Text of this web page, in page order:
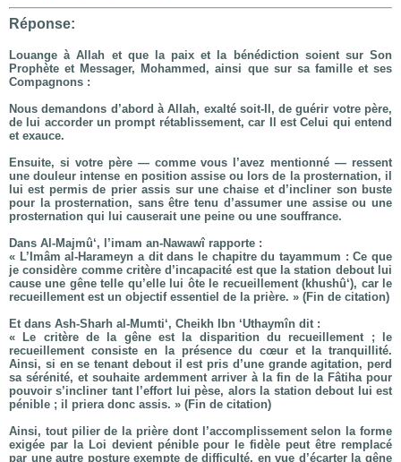
Réponse:
Louange à Allah et que la paix et la bénédiction soient sur Son
Prophète et Messager, Mohammed, ainsi que sur sa famille et ses
Compagnons :
Nous demandons d’abord à Allah, exalté soit-Il, de guérir votre père,
de lui accorder un prompt rétablissement, car Il est Celui qui entend
et exauce.
Ensuite, si votre père — comme vous l’avez mentionné — ressent
une douleur intense en position assise ou lors de la prosternation, il
lui est permis de prier assis sur une chaise et d’incliner son buste
pour la prosternation, sans être tenu d’assumer une assise ou une
prosternation qui lui causerait une peine ou une souffrance.
Dans Al-Majmû‘, l’imam an-Nawawî rapporte :
« L’Imâm al-Harameyn a dit dans le chapitre du tayammum : Ce que
je considère comme critère d’incapacité est que la station debout lui
cause une gêne telle qu’elle lui ôte le recueillement (khushû‘), car le
recueillement est un objectif essentiel de la prière. » (Fin de citation)
Et dans Ash-Sharh al-Mumti‘, Cheikh Ibn ‘Uthaymîn dit :
« Le critère de la gêne est la disparition du recueillement ; le
recueillement consiste en la présence du cœur et la tranquillité.
Ainsi, si en se tenant debout il est pris d’une grande agitation, perd
sa sérénité, et souhaite ardemment arriver à la fin de la Fâtiha pour
pouvoir s’incliner tant l’effort lui pèse, alors la station debout lui est
pénible ; il priera donc assis. » (Fin de citation)
Ainsi, tout pilier de la prière dont l’accomplissement selon la forme
exigée par la Loi devient pénible pour le fidèle peut être remplacé
par une autre posture exempte de difficulté, en vue d’écarter la gêne